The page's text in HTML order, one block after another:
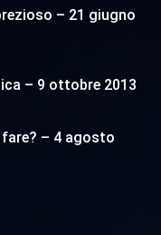
– 21 giugno
– 9 ottobre 2013
– 4 agosto